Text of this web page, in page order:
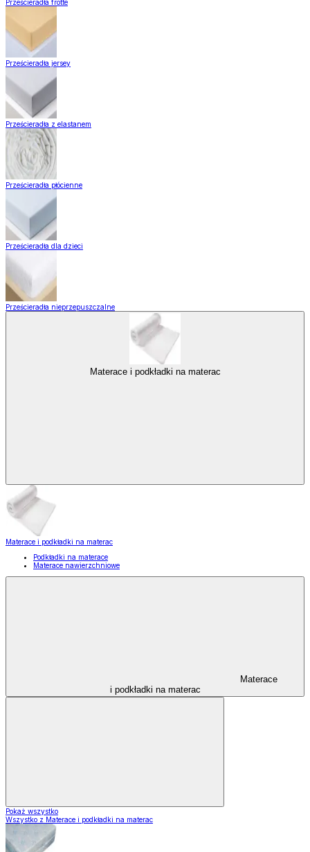
Prześcieradła frotte
Prześcieradła jersey
Prześcieradła z elastanem
Prześcieradła płócienne
Prześcieradła dla dzieci
Prześcieradła nieprzepuszczalne
Materace i podkładki na materac
Materace i podkładki na materac
Podkładki na materace
Materace nawierzchniowe
Materace
i podkładki na materac
Pokaż wszystko
Wszystko z Materace i podkładki na materac